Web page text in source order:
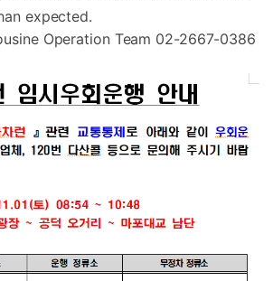
expected.
Operation Team 02-2667-0386